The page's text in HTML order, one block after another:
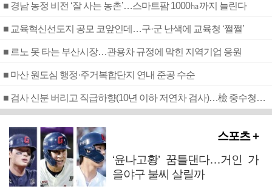
■ 경남 농정 비전 ‘잘 사는 농촌’…스마트팜 1000㏊까지 늘린다
■ 교육혁신선도지 공모 코앞인데…구·군 난색에 교육청 ‘쩔쩔’
■ 르노 못 타는 부산시장…관용차 규정에 막힌 지역기업 응원
■ 마산 원도심 행정·주거복합단지 연내 준공 수순
■ 검사 신분 버리고 직급하향(10년 이하 저연차 검사)…檢 중수청행 기피
스포츠 +
‘윤나고황’ 꿈틀댄다…거인 가
을야구 불씨 살릴까